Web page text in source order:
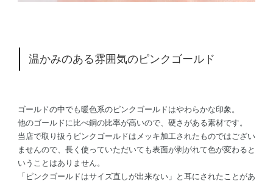
温かみのある雰囲気のピンクゴールド
ゴールドの中でも暖色系のピンクゴールドはやわらかな印象。
他のゴールドに比べ銅の比率が高いので、硬さがある素材です。
当店で取り扱うピンクゴールドはメッキ加工されたものではござい
ませんので、長く使っていただいても表面が剥がれて色が変わると
いうことはありません。
「ピンクゴールドはサイズ直しが出来ない」と耳にされたことがあ